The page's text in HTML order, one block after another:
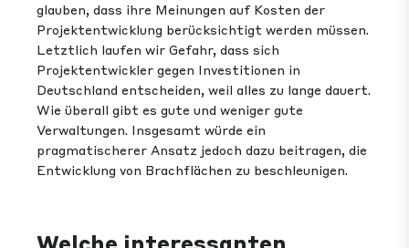
glauben, dass ihre Meinungen auf Kosten der
Projektentwicklung berücksichtigt werden müssen.
Letztlich laufen wir Gefahr, dass sich
Projektentwickler gegen Investitionen in
Deutschland entscheiden, weil alles zu lange dauert.
Wie überall gibt es gute und weniger gute
Verwaltungen. Insgesamt würde ein
pragmatischerer Ansatz jedoch dazu beitragen, die
Entwicklung von Brachflächen zu beschleunigen.